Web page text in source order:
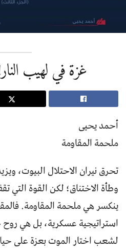
غزة في لهيب
أحمد یحیی
ملحمة المقاومة
تحرق نيران الاحتلال البيوت،
وطأة الاختناق؛ لكن القوة
ينكسر هي ملحمة المقاومة.
استراتيجية عسكرية، بل هي
لشعب اختار الموت بعزة على